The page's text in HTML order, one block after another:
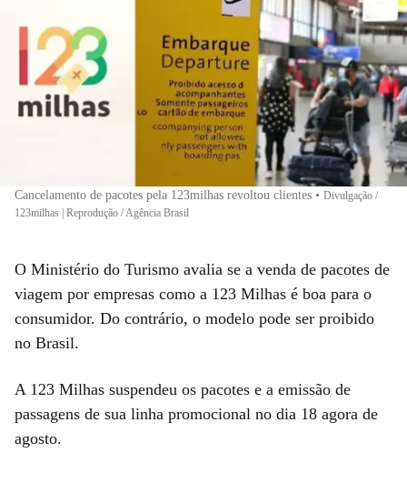
Cancelamento de pacotes pela 123milhas revoltou clientes • Divulgação /
123milhas | Reprodução / Agência Brasil
O Ministério do Turismo avalia se a venda de pacotes de
viagem por empresas como a 123 Milhas é boa para o
consumidor. Do contrário, o modelo pode ser proibido
no Brasil.
A 123 Milhas suspendeu os pacotes e a emissão de
passagens de sua linha promocional no dia 18 agora de
agosto.